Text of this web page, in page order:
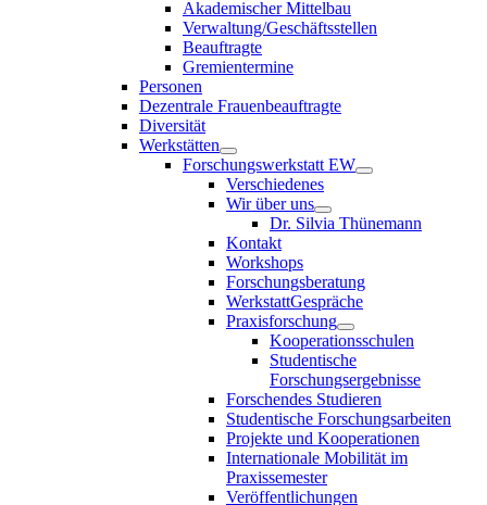
Akademischer Mittelbau
Verwaltung/Geschäftsstellen
Beauftragte
Gremientermine
Personen
Dezentrale Frauenbeauftragte
Diversität
Werkstätten
Forschungswerkstatt EW
Verschiedenes
Wir über uns
Dr. Silvia Thünemann
Kontakt
Workshops
Forschungsberatung
WerkstattGespräche
Praxisforschung
Kooperationsschulen
Studentische
Forschungsergebnisse
Forschendes Studieren
Studentische Forschungsarbeiten
Projekte und Kooperationen
Internationale Mobilität im
Praxissemester
Veröffentlichungen